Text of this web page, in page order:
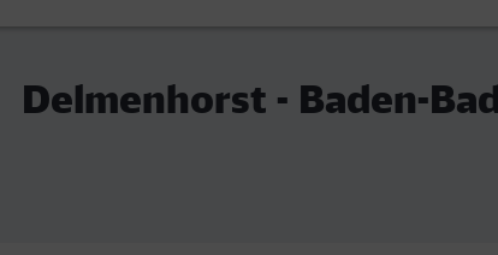
Delmenhorst - Baden-